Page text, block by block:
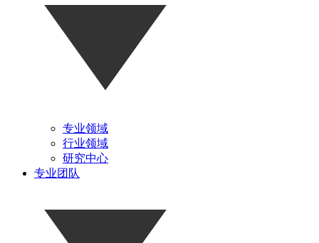
专业领域
行业领域
研究中心
专业团队